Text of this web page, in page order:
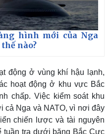
hình mới của Nga
nào?
động ở vùng khí hậu lạnh,
hoạt động ở khu vực Bắc
chấp. Việc kiểm soát khu
cả Nga và NATO, vì nơi đây
chiến lược và tài nguyên
tuần tra dưới băng Bắc Cực